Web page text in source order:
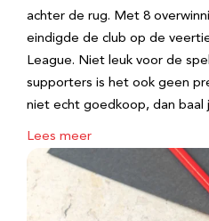
achter de rug. Met 8
eindigde de club op de
League. Niet leuk voor de
supporters is het ook geen
niet echt goedkoop, dan
Lees meer